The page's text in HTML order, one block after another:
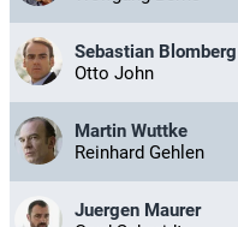
Sebastian Blomberg
Otto John
Martin Wuttke
Reinhard Gehlen
Juergen Maurer